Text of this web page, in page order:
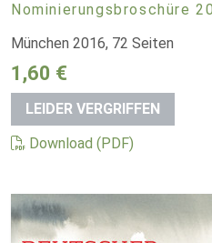
Nominierungsbroschüre
München 2016, 72 Seiten
1,60 €
LEIDER VERGRIFFEN
Download (PDF)